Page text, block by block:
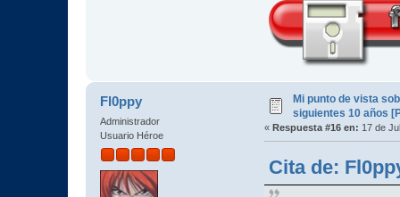
Fl0ppy
Administrador
Usuario Héroe
Mi punto de vista
siguientes 10 años
« Respuesta #16 en: 17 de
Cita de: